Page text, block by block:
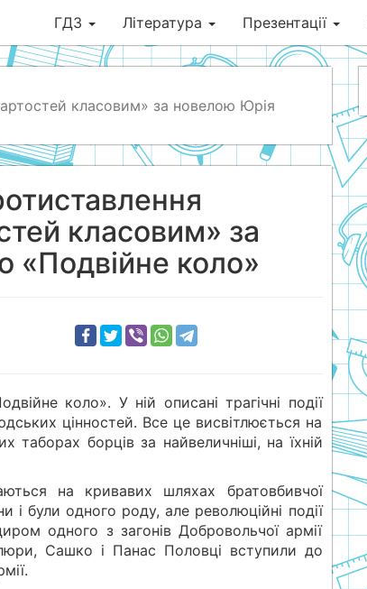
ГДЗ Література Презентації
класовим» за новелою Юрія
класовим» за
«Подвійне коло»
коло». У ній описані трагічні події
цінностей. Все це висвітлюється на
таборах борців за найвеличніші, на їхній
на кривавих шляхах братовбивчої
і були одного роду, але революційні події
одного з загонів Добровольчої армії
Сашко і Панас Половці вступили до